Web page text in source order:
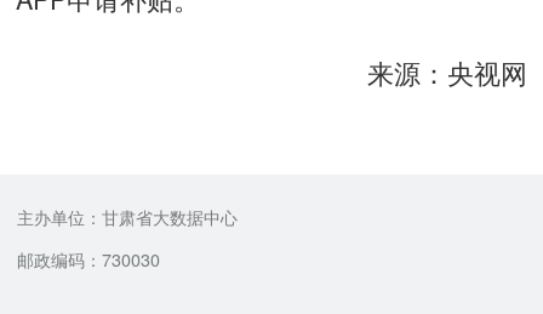
来源：央视网
主办单位：甘肃省大数据中心
邮政编码：730030